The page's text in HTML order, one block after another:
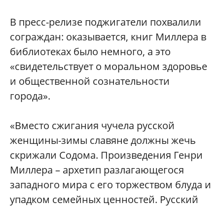
В пресс-релизе поджигатели похвалили
сограждан: оказывается, книг Миллера в
библиотеках было немного, а это
«свидетельствует о моральном здоровье
и общественной сознательности
города».
«Вместо сжигания чучела русской
женщины-зимы славяне должны жечь
скрижали Содома. Произведения Генри
Миллера – архетип разлагающегося
западного мира с его торжеством блуда и
упадком семейных ценностей. Русский